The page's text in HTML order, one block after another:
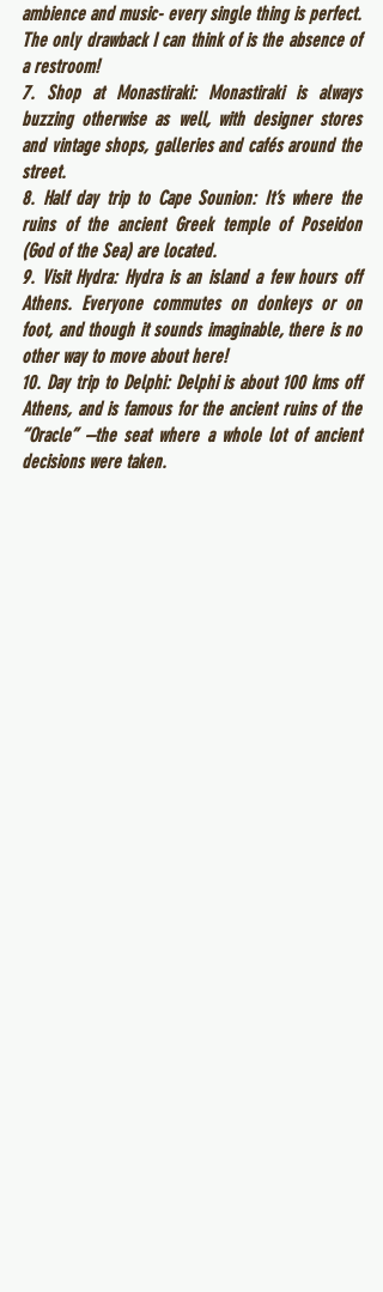
ambience and music- every single thing is perfect.
The only drawback I can think of is the absence of
a restroom!
7. Shop at Monastiraki: Monastiraki is always
buzzing otherwise as well, with designer stores
and vintage shops, galleries and cafés around the
street.
8. Half day trip to Cape Sounion: It’s where the
ruins of the ancient Greek temple of Poseidon
(God of the Sea) are located.
9. Visit Hydra: Hydra is an island a few hours off
Athens. Everyone commutes on donkeys or on
foot, and though it sounds imaginable, there is no
other way to move about here!
10. Day trip to Delphi: Delphi is about 100 kms off
Athens, and is famous for the ancient ruins of the
“Oracle” –the seat where a whole lot of ancient
decisions were taken.